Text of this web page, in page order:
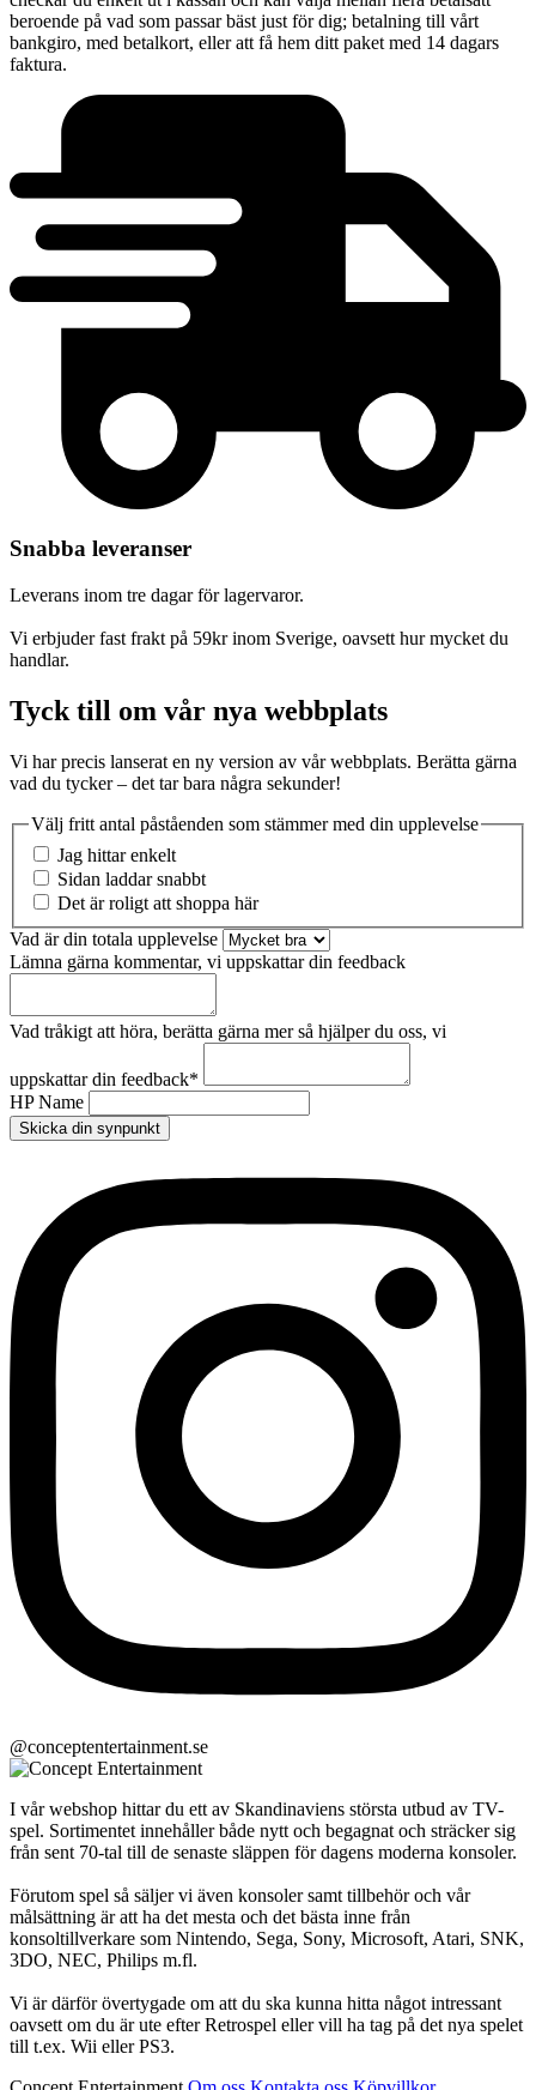
beroende på vad som passar bäst just för dig; betalning till vårt
bankgiro, med betalkort, eller att få hem ditt paket med 14 dagars
faktura.
Snabba leveranser
Leverans inom tre dagar för lagervaror.
Vi erbjuder fast frakt på 59kr inom Sverige, oavsett hur mycket du
handlar.
Tyck till om vår nya webbplats
Vi har precis lanserat en ny version av vår webbplats. Berätta gärna
vad du tycker – det tar bara några sekunder!
Välj fritt antal påståenden som stämmer med din upplevelse
Jag hittar enkelt
Sidan laddar snabbt
Det är roligt att shoppa här
Vad är din totala upplevelse
Lämna gärna kommentar, vi uppskattar din feedback
Vad tråkigt att höra, berätta gärna mer så hjälper du oss, vi
uppskattar din feedback*
HP Name
Skicka din synpunkt
@conceptentertainment.se
I vår webshop hittar du ett av Skandinaviens största utbud av TV-
spel. Sortimentet innehåller både nytt och begagnat och sträcker sig
från sent 70-tal till de senaste släppen för dagens moderna konsoler.
Förutom spel så säljer vi även konsoler samt tillbehör och vår
målsättning är att ha det mesta och det bästa inne från
konsoltillverkare som Nintendo, Sega, Sony, Microsoft, Atari, SNK,
3DO, NEC, Philips m.fl.
Vi är därför övertygade om att du ska kunna hitta något intressant
oavsett om du är ute efter Retrospel eller vill ha tag på det nya spelet
till t.ex. Wii eller PS3.